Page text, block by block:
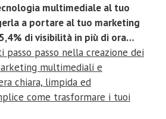
multimediale al tuo
a portare al tuo marketing
di visibilità in più di ora…
passo passo nella creazione dei
multimediali e
chiara, limpida ed
come trasformare i tuoi